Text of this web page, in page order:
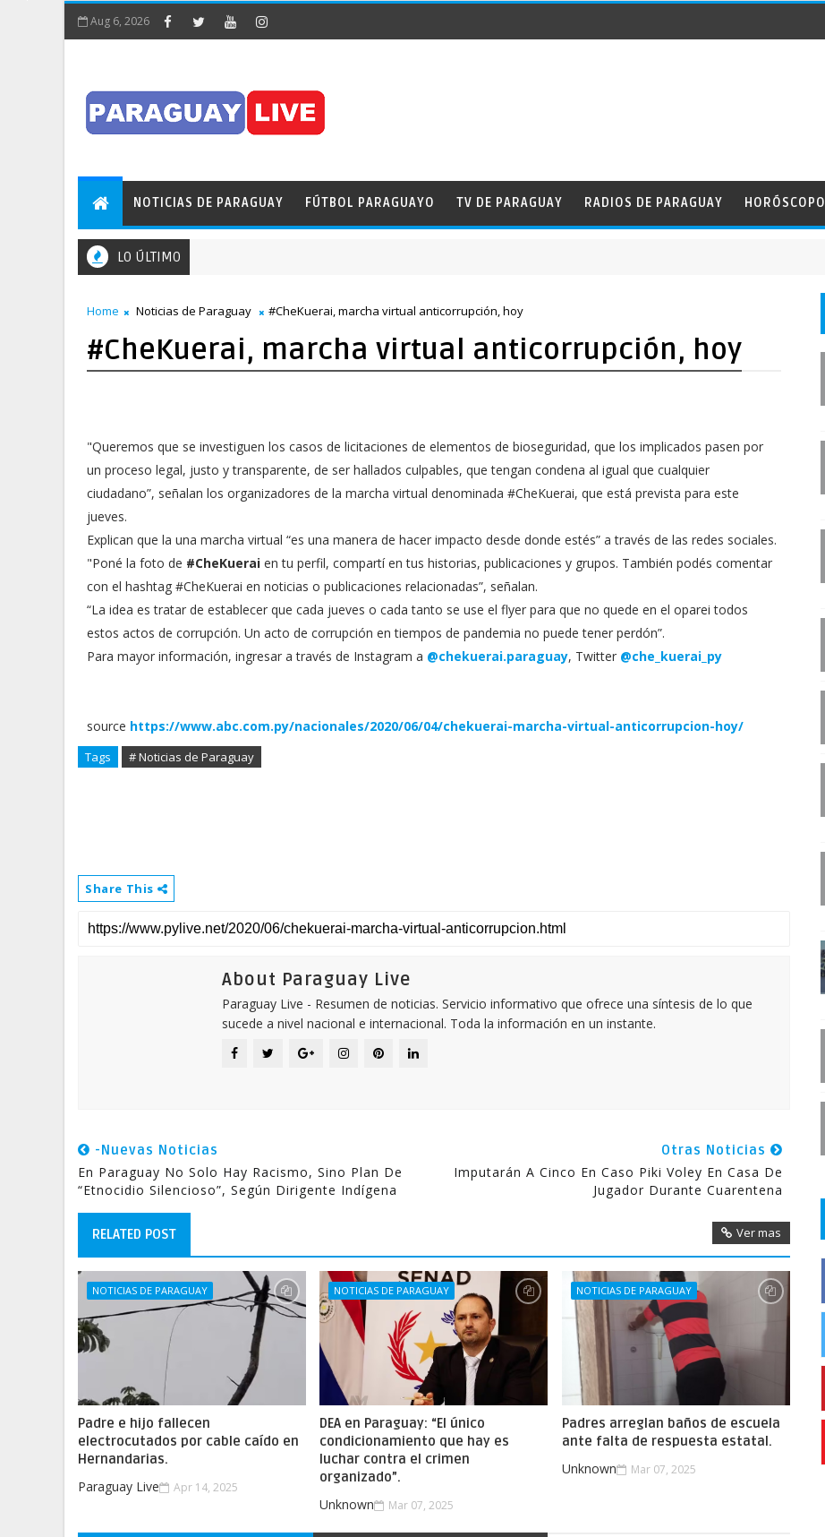
Aug 6, 2026
NOTICIAS DE PARAGUAY FÚTBOL PARAGUAYO TV DE PARAGUAY RADIOS DE PARAGUAY HORÓSCOPO
LO ÚLTIMO
Home Noticias de Paraguay #CheKuerai, marcha virtual anticorrupción, hoy
#CheKuerai, marcha virtual anticorrupción, hoy
"Queremos que se investiguen los casos de licitaciones de elementos de bioseguridad, que los implicados pasen por
un proceso legal, justo y transparente, de ser hallados culpables, que tengan condena al igual que cualquier
ciudadano”, señalan los organizadores de la marcha virtual denominada #CheKuerai, que está prevista para este
jueves.
Explican que la una marcha virtual “es una manera de hacer impacto desde donde estés” a través de las redes sociales.
"Poné la foto de #CheKuerai en tu perfil, compartí en tus historias, publicaciones y grupos. También podés comentar
con el hashtag #CheKuerai en noticias o publicaciones relacionadas”, señalan.
“La idea es tratar de establecer que cada jueves o cada tanto se use el flyer para que no quede en el oparei todos
estos actos de corrupción. Un acto de corrupción en tiempos de pandemia no puede tener perdón”.
Para mayor información, ingresar a través de Instagram a @chekuerai.paraguay, Twitter @che_kuerai_py
source https://www.abc.com.py/nacionales/2020/06/04/chekuerai-marcha-virtual-anticorrupcion-hoy/
Tags # Noticias de Paraguay
Share This
About Paraguay Live
Paraguay Live - Resumen de noticias. Servicio informativo que ofrece una síntesis de lo que
sucede a nivel nacional e internacional. Toda la información en un instante.
-Nuevas Noticias
En Paraguay No Solo Hay Racismo, Sino Plan De
“etnocidio Silencioso”, Según Dirigente Indígena
Otras Noticias
Imputarán A Cinco En Caso Piki Voley En Casa De
Jugador Durante Cuarentena
RELATED POST Ver mas
NOTICIAS DE PARAGUAY
Padre e hijo fallecen
electrocutados por cable caído en
Hernandarias.
Paraguay Live Apr 14, 2025
NOTICIAS DE PARAGUAY
DEA en Paraguay: “El único
condicionamiento que hay es
luchar contra el crimen
organizado”.
Unknown Mar 07, 2025
NOTICIAS DE PARAGUAY
Padres arreglan baños de escuela
ante falta de respuesta estatal.
Unknown Mar 07, 2025